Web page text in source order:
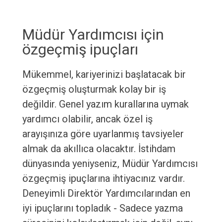
Müdür Yardımcısı için
özgeçmiş ipuçları
Mükemmel, kariyerinizi başlatacak bir
özgeçmiş oluşturmak kolay bir iş
değildir. Genel yazım kurallarına uymak
yardımcı olabilir, ancak özel iş
arayışınıza göre uyarlanmış tavsiyeler
almak da akıllıca olacaktır. İstihdam
dünyasında yeniyseniz, Müdür Yardımcısı
özgeçmiş ipuçlarına ihtiyacınız vardır.
Deneyimli Direktör Yardımcılarından en
iyi ipuçlarını topladık - Sadece yazma